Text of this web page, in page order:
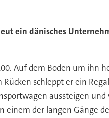
ein dänisches
Auf dem Boden um ihn
schleppt er ein
aussteigen
der langen Gänge